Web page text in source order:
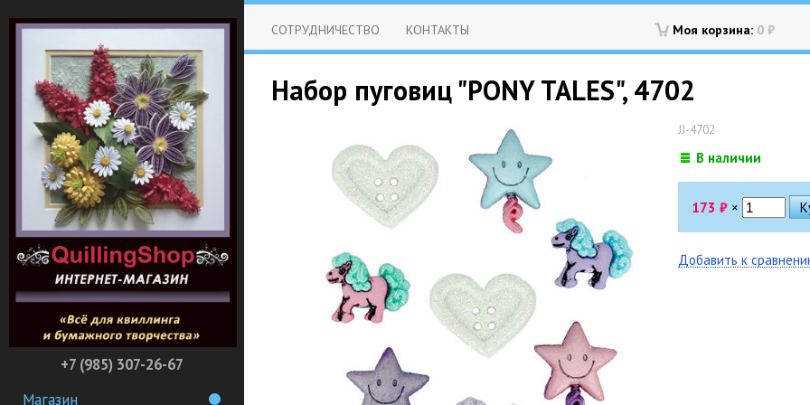
+7 (985) 307-26-67
Магазин
Моя корзина: 0 ₽
СОТРУДНИЧЕСТВО КОНТАКТЫ
Набор пуговиц "PONY TALES", 4702
JJ-4702
В наличии
173 ₽ ×
Добавить к